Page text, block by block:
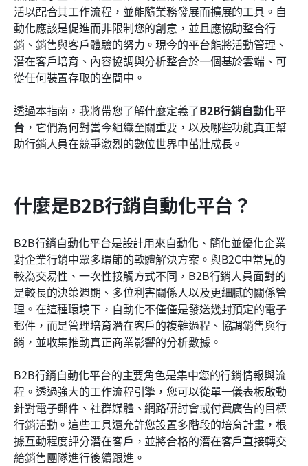
活以配合其工作流程，並能隨業務發展而擴展的工具。自
動化應該是促進而非限制您的創意，並且應協助整合行
銷、銷售與客戶體驗的努力。現今的平台能將活動管理、
潛在客戶培育、內容協調與分析整合於一個基於雲端、可
從任何裝置存取的空間中。
透過本指南，我將帶您了解什麼定義了B2B行銷自動化平
台 ，它們為何對當今組織至關重要，以及哪些功能真正幫
助行銷人員在競爭激烈的數位世界中茁壯成長。
什麼是B2B行銷自動化平台？
B2B行銷自動化平台是設計用來自動化、簡化並優化企業
對企業行銷中眾多環節的軟體解決方案。與B2C中常見的
較為交易性、一次性接觸方式不同，B2B行銷人員面對的
是較長的決策週期、多位利害關係人以及更細膩的關係管
理。在這種環境下，自動化不僅僅是發送幾封預定的電子
郵件，而是管理培育潛在客戶的複雜過程、協調銷售與行
銷，並收集推動真正商業影響的分析數據。
B2B行銷自動化平台的主要角色是集中您的行銷情報與流
程。透過強大的工作流程引擎，您可以從單一儀表板啟動
針對電子郵件、社群媒體、網路研討會或付費廣告的目標
行銷活動。這些工具還允許您設置多階段的培育計畫，根
據互動程度評分潛在客戶，並將合格的潛在客戶直接轉交
給銷售團隊進行後續跟進。
相關閱讀